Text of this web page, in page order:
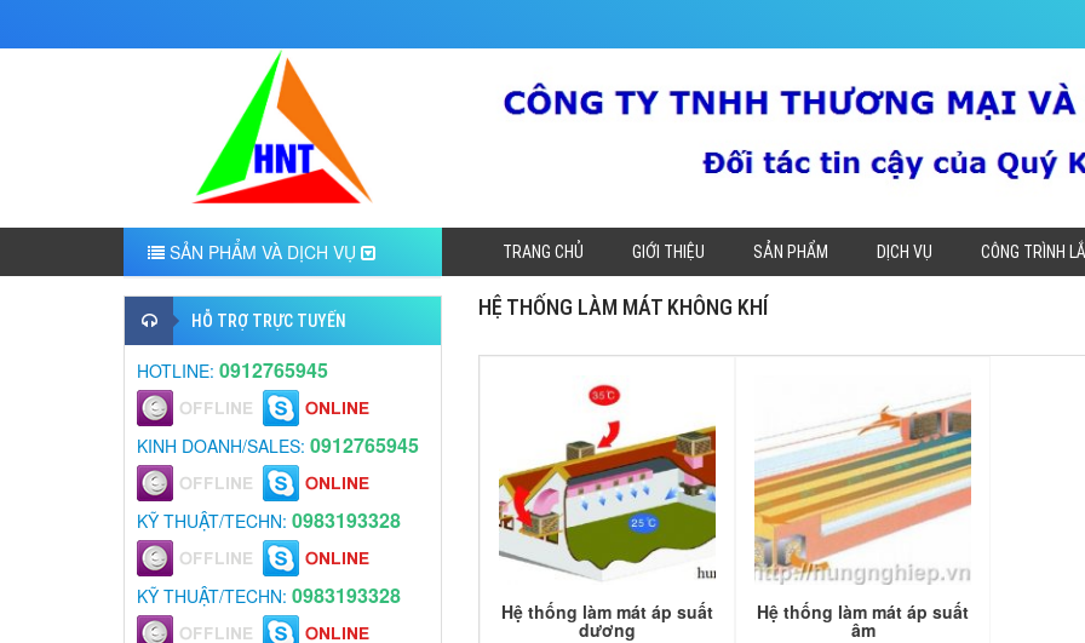
TRANG CHỦ GIỚI THIỆU SẢN PHẨM DỊCH VỤ CÔNG TRÌNH
SẢN PHẨM VÀ DỊCH VỤ
HỖ TRỢ TRỰC TUYẾN
HOTLINE: 0912765945
KINH DOANH/SALES: 0912765945
KỸ THUẬT/TECHN: 0983193328
KỸ THUẬT/TECHN: 0983193328
HỆ THỐNG LÀM MÁT KHÔNG KHÍ
Hệ thống làm mát áp suất
dương
Hệ thống làm mát áp suất
âm